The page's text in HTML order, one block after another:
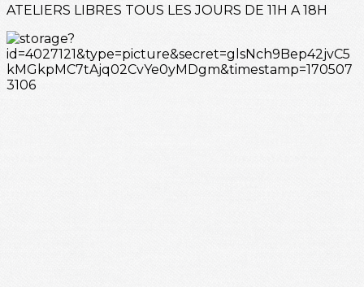
ATELIERS LIBRES TOUS LES JOURS DE 11H A 18H